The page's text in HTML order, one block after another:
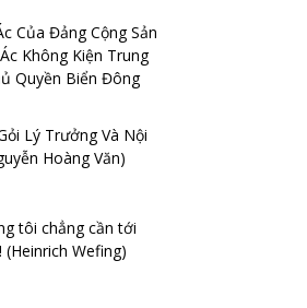
Của Đảng Cộng Sản
Không Kiện Trung
Quyền Biển Đông
Lý Trưởng Và Nội
Hoàng Văn)
tôi chẳng cần tới
Wefing)